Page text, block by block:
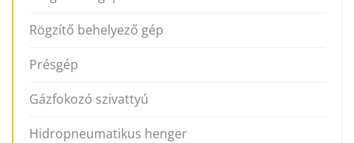
Rögzítő behelyező gép
Présgép
Gázfokozó szivattyú
Hidropneumatikus henger